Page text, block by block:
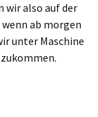
wir also auf der
ab morgen
unter Maschine